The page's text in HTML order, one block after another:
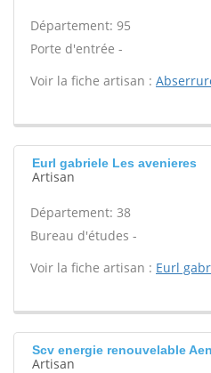
Département: 95
Porte d'entrée -
Voir la fiche artisan :
Eurl gabriele Les avenieres
Artisan
Département: 38
Bureau d'études -
Voir la fiche artisan : Eurl
Scv energie renouvelable
Artisan